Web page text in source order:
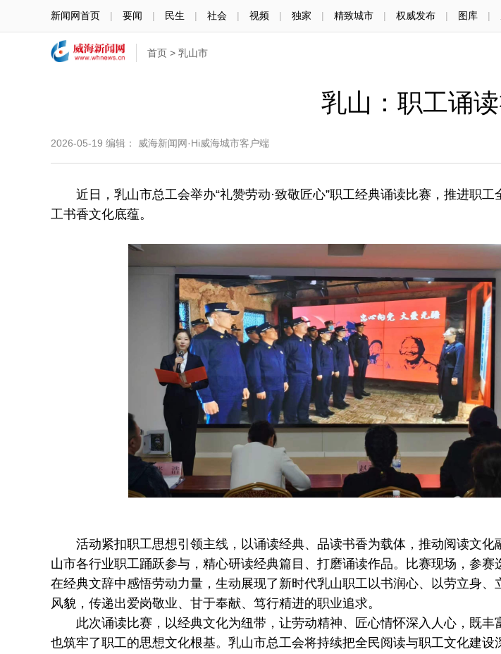
新闻网首页 | 要闻 | 民生 | 社会 | 视频 | 独家 | 精致城市 | 权威发布 | 图库 |
首页 > 乳山市
乳山：职工诵
2026-05-19 编辑： 威海新闻网·Hi威海城市客户端
近日，乳山市总工会举办“礼赞劳动·致敬匠心”职工经典诵读比赛，推进职工
工书香文化底蕴。
活动紧扣职工思想引领主线，以诵读经典、品读书香为载体，推动阅读文化
山市各行业职工踊跃参与，精心研读经典篇目、打磨诵读作品。比赛现场，参赛
在经典文辞中感悟劳动力量，生动展现了新时代乳山职工以书润心、以劳立身、
风貌，传递出爱岗敬业、甘于奉献、笃行精进的职业追求。
此次诵读比赛，以经典文化为纽带，让劳动精神、匠心情怀深入人心，既丰
也筑牢了职工的思想文化根基。乳山市总工会将持续把全民阅读与职工文化建设